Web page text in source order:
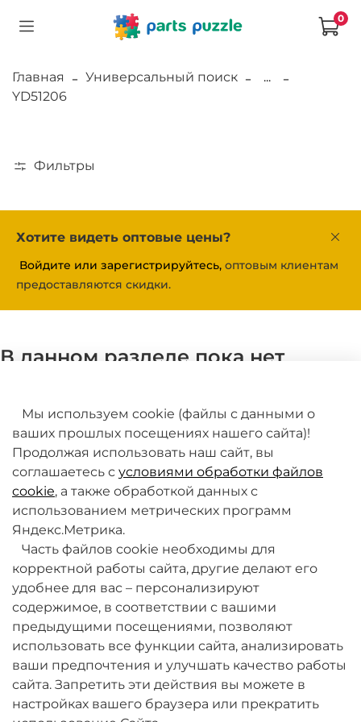
0
Главная Универсальный поиск
...
YD51206
Фильтры
Хотите видеть оптовые цены?
Войдите или зарегистрируйтесь, оптовым клиентам
предоставляются скидки.
В данном разделе пока нет
О компании
Товары и услуги
+7 (495) 789-38-95
09:00 - 18:00 (будни, по МСК)
Мы используем cookie (файлы с данными о
ваших прошлых посещениях нашего сайта)!
Продолжая использовать наш сайт, вы
соглашаетесь с условиями обработки файлов
cookie, а также обработкой данных с
использованием метрических программ
Яндекс.Метрика.
Часть файлов cookie необходимы для
корректной работы сайта, другие делают его
удобнее для вас – персонализируют
содержимое, в соответствии с вашими
предыдущими посещениями, позволяют
использовать все функции сайта, анализировать
ваши предпочтения и улучшать качество работы
сайта. Запретить эти действия вы можете в
настройках вашего браузера или прекратить